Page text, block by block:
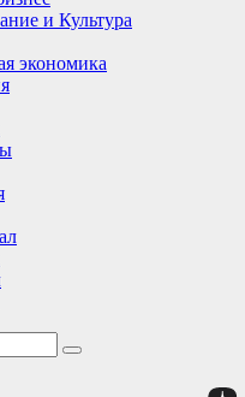
и Культура
экономика